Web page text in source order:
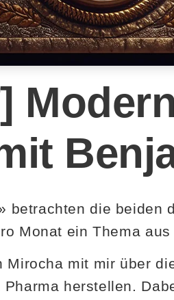
betrachten die beiden
Monat ein Thema
mit mir über
herstellen.